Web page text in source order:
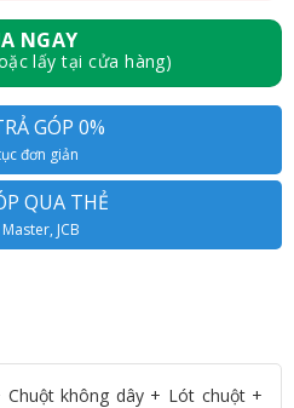
NGAY
lấy tại cửa hàng)
GÓP 0%
đơn giản
QUA THẺ
JCB
không dây + Lót chuột +